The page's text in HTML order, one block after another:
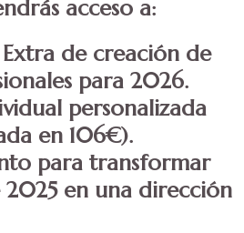
acceso a:
de creación de
para 2026.
personalizada
en 106€).
para transformar
2025 en una dirección